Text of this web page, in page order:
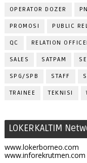
OPERATOR DOZER
PROMOSI PUBLIC
QC RELATION
SALES SATPAM
SPG/SPB STAFF
TRAINEE TEKNISI
LOKERKALTIM
www.lokerborneo.com
www.inforekrutmen.com